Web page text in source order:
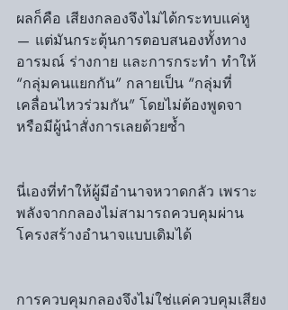
ผลก็คือ เสียงกลองจึงไม่ได้กระทบแค่หู
— แต่มันกระตุ้นการตอบสนองทั้งทาง
อารมณ์ ร่างกาย และการกระทำ ทำให้
“กลุ่มคนแยกกัน” กลายเป็น “กลุ่มที่
เคลื่อนไหวร่วมกัน” โดยไม่ต้องพูดจา
หรือมีผู้นำสั่งการเลยด้วยซ้ำ
นี่เองที่ทำให้ผู้มีอำนาจหวาดกลัว เพราะ
พลังจากกลองไม่สามารถควบคุมผ่าน
โครงสร้างอำนาจแบบเดิมได้
การควบคุมกลองจึงไม่ใช่แค่ควบคุมเสียง